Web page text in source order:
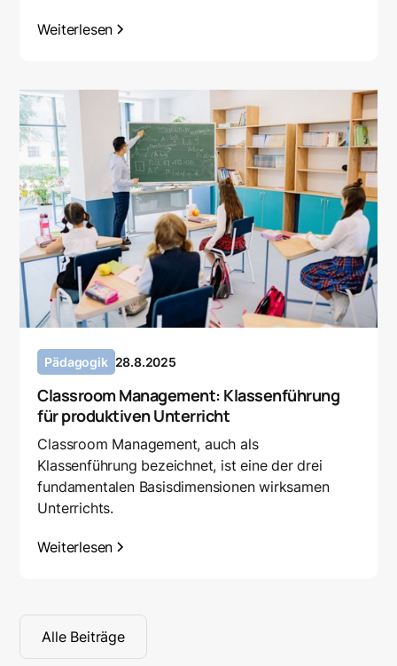
Weiterlesen
Pädagogik 28.8.2025
Classroom Management: Klassenführung
für produktiven Unterricht
Classroom Management, auch als
Klassenführung bezeichnet, ist eine der drei
fundamentalen Basisdimensionen wirksamen
Unterrichts.
Weiterlesen
Alle Beiträge